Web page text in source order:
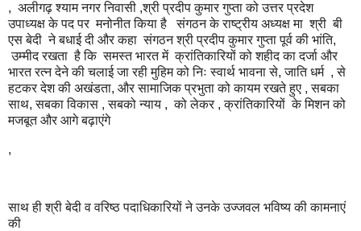
, अलीगढ़ श्याम नगर निवासी ,श्री प्रदीप कुमार गुप्ता को उत्तर प्रदेश
उपाध्यक्ष के पद पर मनोनीत किया है संगठन के राष्ट्रीय अध्यक्ष मा श्री बी
एस बेदी ने बधाई दी और कहा संगठन श्री प्रदीप कुमार गुप्ता पूर्व की भांति,
उम्मीद रखता है कि समस्त भारत में क्रांतिकारियों को शहीद का दर्जा और
भारत रत्न देने की चलाई जा रही मुहिम को निः स्वार्थ भावना से, जाति धर्म , से
हटकर देश की अखंडता, और सामाजिक प्रभुता को कायम रखते हुए , सबका
साथ, सबका विकास , सबको न्याय , को लेकर , क्रांतिकारियों के मिशन को
मजबूत और आगे बढ़ाएंगे
,
साथ ही श्री बेदी व वरिष्ठ पदाधिकारियों ने उनके उज्जवल भविष्य की कामनाएं
की